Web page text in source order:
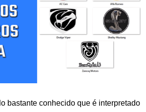
bastante conhecido que é interpretado